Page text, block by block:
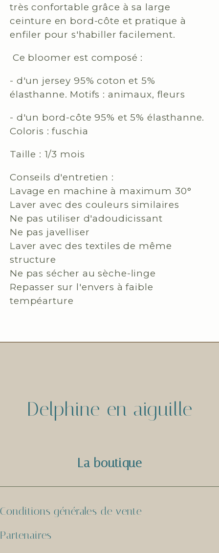
très confortable grâce à sa large
ceinture en bord-côte et pratique à
enfiler pour s'habiller facilement.
Ce bloomer est composé :
- d'un jersey 95% coton et 5%
élasthanne. Motifs : animaux, fleurs
- d'un bord-côte 95% et 5% élasthanne.
Coloris : fuschia
Taille : 1/3 mois
Conseils d'entretien :
Lavage en machine à maximum 30°
Laver avec des couleurs similaires
Ne pas utiliser d'adoudicissant
Ne pas javelliser
Laver avec des textiles de même
structure
Ne pas sécher au sèche-linge
Repasser sur l'envers à faible
tempéarture
Delphine en aiguille
La boutique
Conditions générales de vente
Partenaires